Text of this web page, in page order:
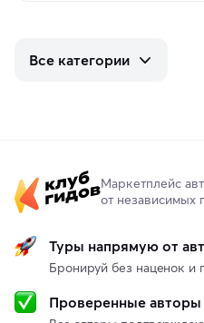
Все категории
Маркетплейс
от независимых
Туры напрямую от
Бронируй без наценок и
Проверенные авторы